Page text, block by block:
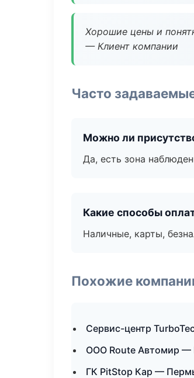
Хорошие цены и
— Клиент компании
Часто
Можно ли
Да, есть зона
Какие способы
Наличные, карты,
Похожие
Сервис-центр
ООО Route Автомир —
ГК PitStop Кар —